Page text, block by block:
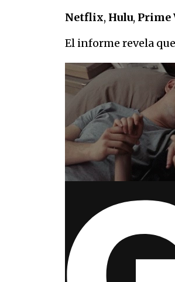
Netflix, Hulu, Prime
El informe revela